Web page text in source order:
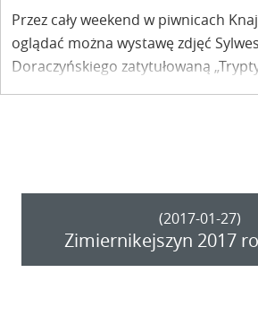
Przez cały weekend w piwnicach
oglądać można wystawę zdjęć
Doraczyńskiego zatytułowaną
Wystawa została zorganizowana w
(2017-01-27)
Zimiernikejszyn 2017